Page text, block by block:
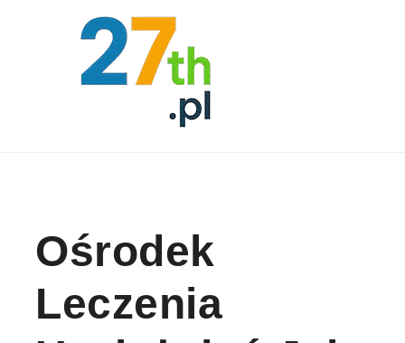
Ośrodek
Leczenia